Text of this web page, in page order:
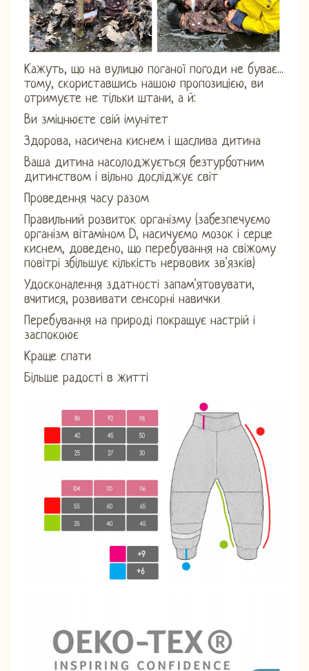
Кажуть, що на вулицю поганої погоди не буває...
тому, скориставшись нашою пропозицією, ви
отримуєте не тільки штани, а й:
Ви зміцнюєте свій імунітет
Здорова, насичена киснем і щаслива дитина
Ваша дитина насолоджується безтурботним
дитинством і вільно досліджує світ
Проведення часу разом
Правильний розвиток організму (забезпечуємо
організм вітаміном D, насичуємо мозок і серце
киснем, доведено, що перебування на свіжому
повітрі збільшує кількість нервових зв'язків)
Удосконалення здатності запам'ятовувати,
вчитися, розвивати сенсорні навички
Перебування на природі покращує настрій і
заспокоює
Краще спати
Більше радості в житті